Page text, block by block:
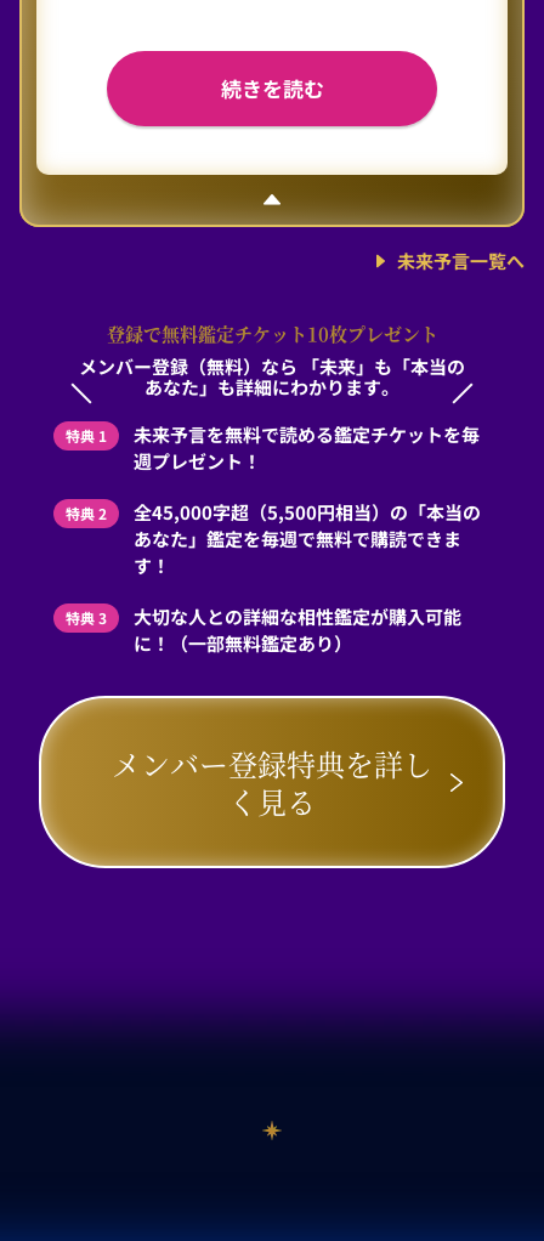
続きを読む
未来予言一覧へ
登録で無料鑑定チケット10枚プレゼント
メンバー登録（無料）なら
「未来」も「本当の
あなた」も詳細にわかります。
特典 1
未来予言を無料で読める鑑定チケットを毎
週プレゼント！
特典 2
全45,000字超（5,500円相当）の「本当の
あなた」鑑定を毎週で無料で購読できま
す！
特典 3
大切な人との詳細な相性鑑定が購入可能
に！（一部無料鑑定あり）
メンバー登録特典を詳し
く見る